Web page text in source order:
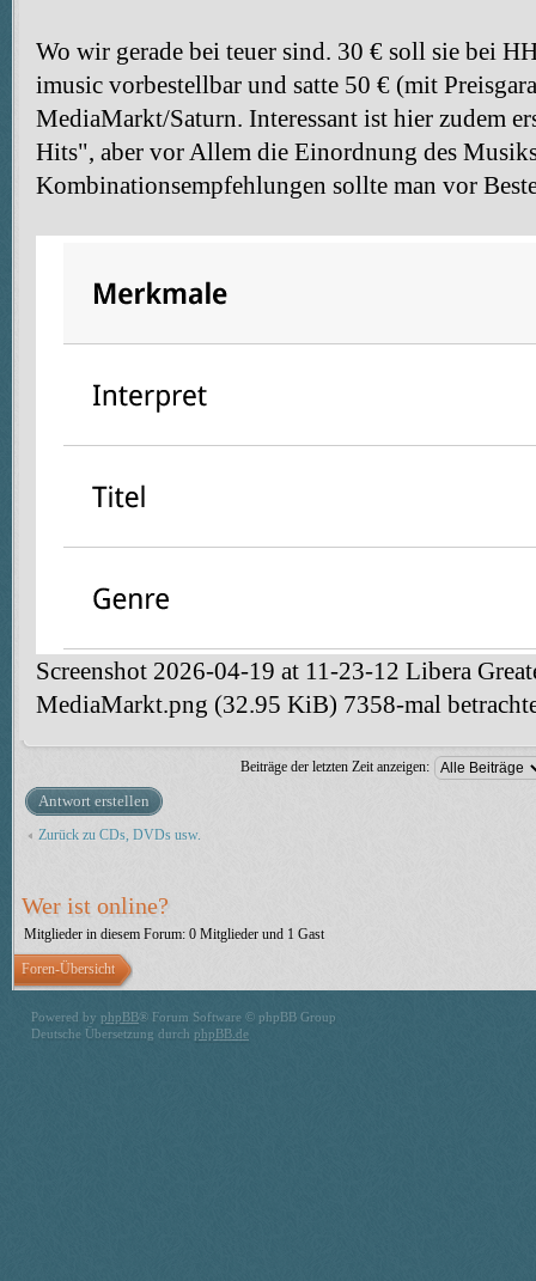
Wo wir gerade bei teuer sind. 30 € soll sie bei
imusic vorbestellbar und satte 50 € (mit
MediaMarkt/Saturn. Interessant ist hier zudem
Hits", aber vor Allem die Einordnung des
Kombinationsempfehlungen sollte man vor
Screenshot 2026-04-19 at 11-23-12 Libera
MediaMarkt.png (32.95 KiB) 7358-mal
Beiträge der letzten Zeit anzeigen:
Antwort erstellen
Zurück zu CDs, DVDs usw.
Wer ist online?
Mitglieder in diesem Forum: 0 Mitglieder und 1 Gast
Foren-Übersicht
Powered by phpBB® Forum Software © phpBB Group
Deutsche Übersetzung durch phpBB.de